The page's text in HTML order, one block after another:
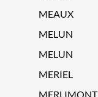
MEAUX
MELUN
MELUN
MERIEL
MERLIMONT